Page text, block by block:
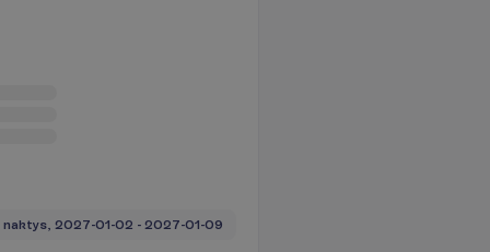
naktys, 2027-01-02 - 2027-01-09